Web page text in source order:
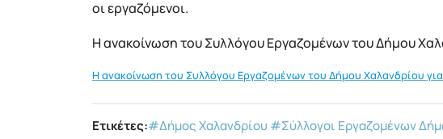
οι εργαζόμενοι.
Η ανακοίνωση του Συλλόγου Εργαζομένων του Δήμου
Η ανακοίνωση του Συλλόγου Εργαζομένων του Δήμου Χαλανδρίου
Ετικέτες:#Δήμος Χαλανδρίου #Σύλλογοι Εργαζομένων